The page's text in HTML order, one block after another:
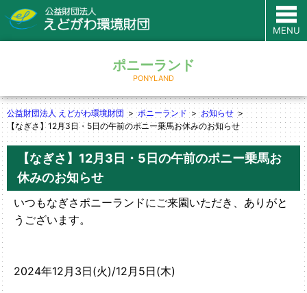
MENU
ポニーランド
PONYLAND
公益財団法人 えどがわ環境財団 ポニーランド
お知らせ
【なぎさ】12月3日・5日の午前のポニー乗馬お休みのお知らせ
【なぎさ】12月3日・5日の午前のポニー乗馬お
休みのお知らせ
いつもなぎさポニーランドにご来園いただき、ありがと
うございます。
2024年12月3日(火)/12月5日(木)